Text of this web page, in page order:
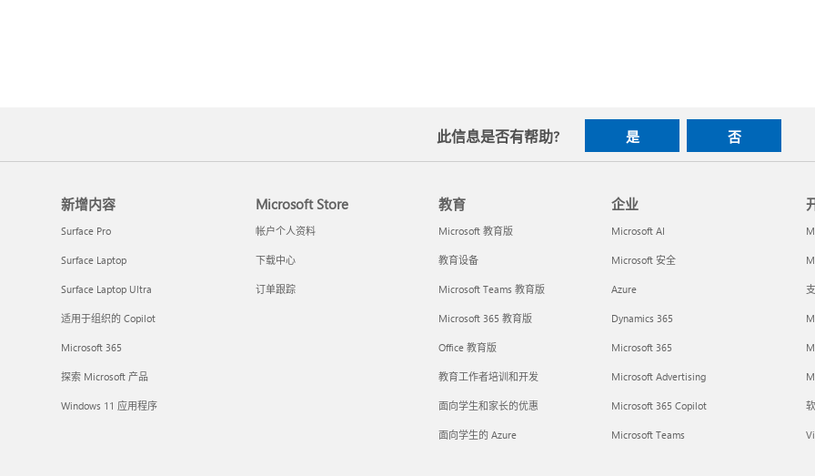
此信息是否有帮助? 是 否
新增内容
Surface Pro
Surface Laptop
Surface Laptop Ultra
适用于组织的 Copilot
Microsoft 365
探索 Microsoft 产品
Windows 11 应用程序
Microsoft Store
帐户个人资料
下载中心
订单跟踪
教育
Microsoft 教育版
教育设备
Microsoft Teams 教育版
Microsoft 365 教育版
Office 教育版
教育工作者培训和开发
面向学生和家长的优惠
面向学生的 Azure
企业
Microsoft AI
Microsoft 安全
Azure
Dynamics 365
Microsoft 365
Microsoft Advertising
Microsoft 365 Copilot
Microsoft Teams